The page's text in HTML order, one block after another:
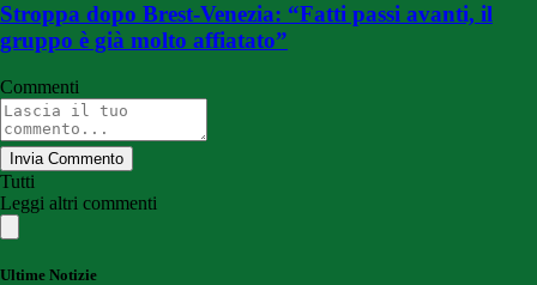
Stroppa dopo Brest-Venezia: “Fatti passi avanti, il
gruppo è già molto affiatato”
Commenti
Invia Commento
Tutti
Leggi altri commenti
Ultime Notizie